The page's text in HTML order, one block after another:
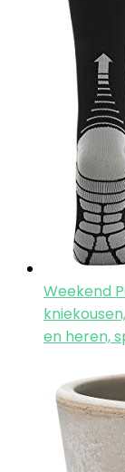
Weekend
en heren,